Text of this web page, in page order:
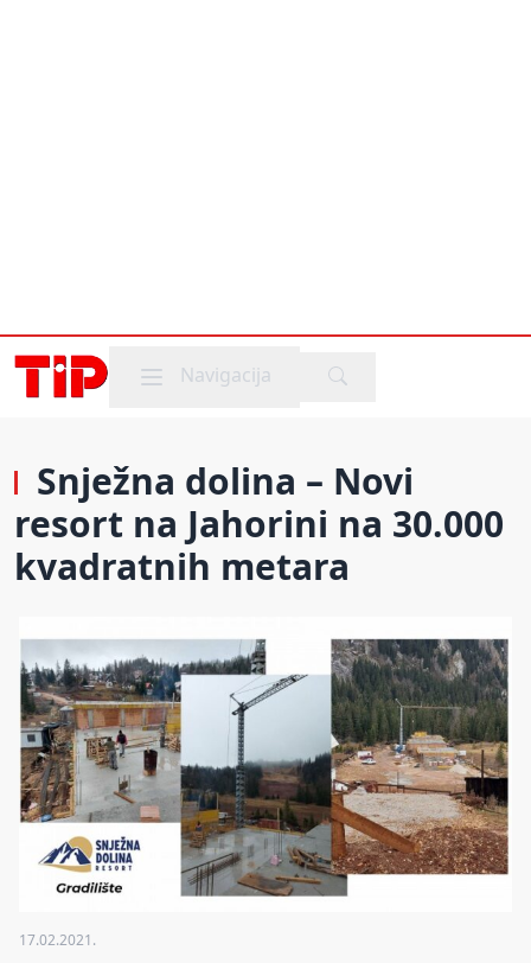
Mobile menu
Navigacija
Snježna dolina – Novi
resort na Jahorini na 30.000
kvadratnih metara
17.02.2021.